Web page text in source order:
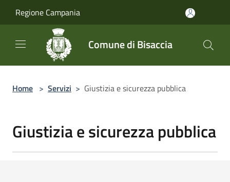
Regione Campania
Comune di Bisaccia
Home > Servizi > Giustizia e sicurezza pubblica
Giustizia e sicurezza pubblica